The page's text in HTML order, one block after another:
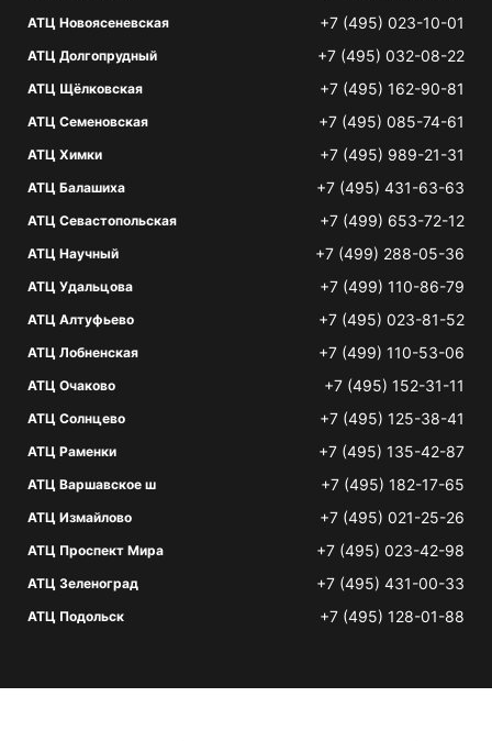
АТЦ Новоясеневская +7 (495) 023-10-01
АТЦ Долгопрудный +7 (495) 032-08-22
АТЦ Щёлковская +7 (495) 162-90-81
АТЦ Семеновская +7 (495) 085-74-61
АТЦ Химки +7 (495) 989-21-31
АТЦ Балашиха +7 (495) 431-63-63
АТЦ Севастопольская +7 (499) 653-72-12
АТЦ Научный +7 (499) 288-05-36
АТЦ Удальцова +7 (499) 110-86-79
АТЦ Алтуфьево +7 (495) 023-81-52
АТЦ Лобненская +7 (499) 110-53-06
АТЦ Очаково +7 (495) 152-31-11
АТЦ Солнцево +7 (495) 125-38-41
АТЦ Раменки +7 (495) 135-42-87
АТЦ Варшавское ш +7 (495) 182-17-65
АТЦ Измайлово +7 (495) 021-25-26
АТЦ Проспект Мира +7 (495) 023-42-98
АТЦ Зеленоград +7 (495) 431-00-33
АТЦ Подольск +7 (495) 128-01-88